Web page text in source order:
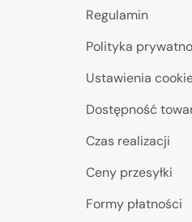
Regulamin
Polityka
Ustawienia
Dostępność
Czas realizacji
Ceny przesyłki
Formy płatności